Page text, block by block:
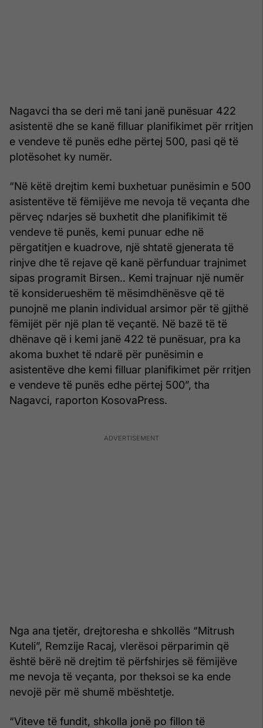
Nagavci tha se deri më tani janë punësuar 422
asistentë dhe se kanë filluar planifikimet për rritjen
e vendeve të punës edhe përtej 500, pasi që të
plotësohet ky numër.
“Në këtë drejtim kemi buxhetuar punësimin e 500
asistentëve të fëmijëve me nevoja të veçanta dhe
përveç ndarjes së buxhetit dhe planifikimit të
vendeve të punës, kemi punuar edhe në
përgatitjen e kuadrove, një shtatë gjenerata të
rinjve dhe të rejave që kanë përfunduar trajnimet
sipas programit Birsen.. Kemi trajnuar një numër
të konsiderueshëm të mësimdhënësve që të
punojnë me planin individual arsimor për të gjithë
fëmijët për një plan të veçantë. Në bazë të të
dhënave që i kemi janë 422 të punësuar, pra ka
akoma buxhet të ndarë për punësimin e
asistentëve dhe kemi filluar planifikimet për rritjen
e vendeve të punës edhe përtej 500”, tha
Nagavci, raporton KosovaPress.
Nga ana tjetër, drejtoresha e shkollës “Mitrush
Kuteli”, Remzije Racaj, vlerësoi përparimin që
është bërë në drejtim të përfshirjes së fëmijëve
me nevoja të veçanta, por theksoi se ka ende
nevojë për më shumë mbështetje.
“Viteve të fundit, shkolla jonë po fillon të